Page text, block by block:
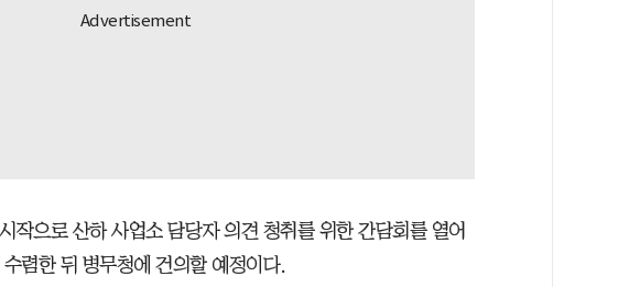
작으로 산하 사업소 담당자 의견 청취를 위한 간담회를 열어
렴한 뒤 병무청에 건의할 예정이다.